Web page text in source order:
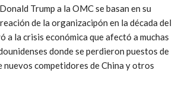
Trump a la OMC se basan en su
de la organizacipón en la década del
a la crisis económica que afectó a muchas
donde se perdieron puestos de
nuevos competidores de China y otros